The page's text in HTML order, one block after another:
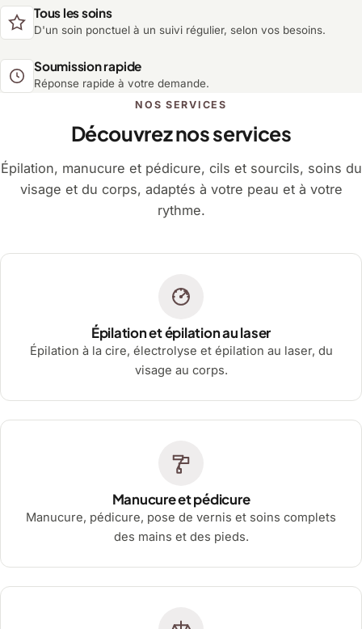
Tous les soins
D'un soin ponctuel à un suivi régulier, selon vos besoins.
Soumission rapide
Réponse rapide à votre demande.
NOS SERVICES
Découvrez nos services
Épilation, manucure et pédicure, cils et sourcils, soins du
visage et du corps, adaptés à votre peau et à votre
rythme.
Épilation et épilation au laser
Épilation à la cire, électrolyse et épilation au laser, du
visage au corps.
Manucure et pédicure
Manucure, pédicure, pose de vernis et soins complets
des mains et des pieds.